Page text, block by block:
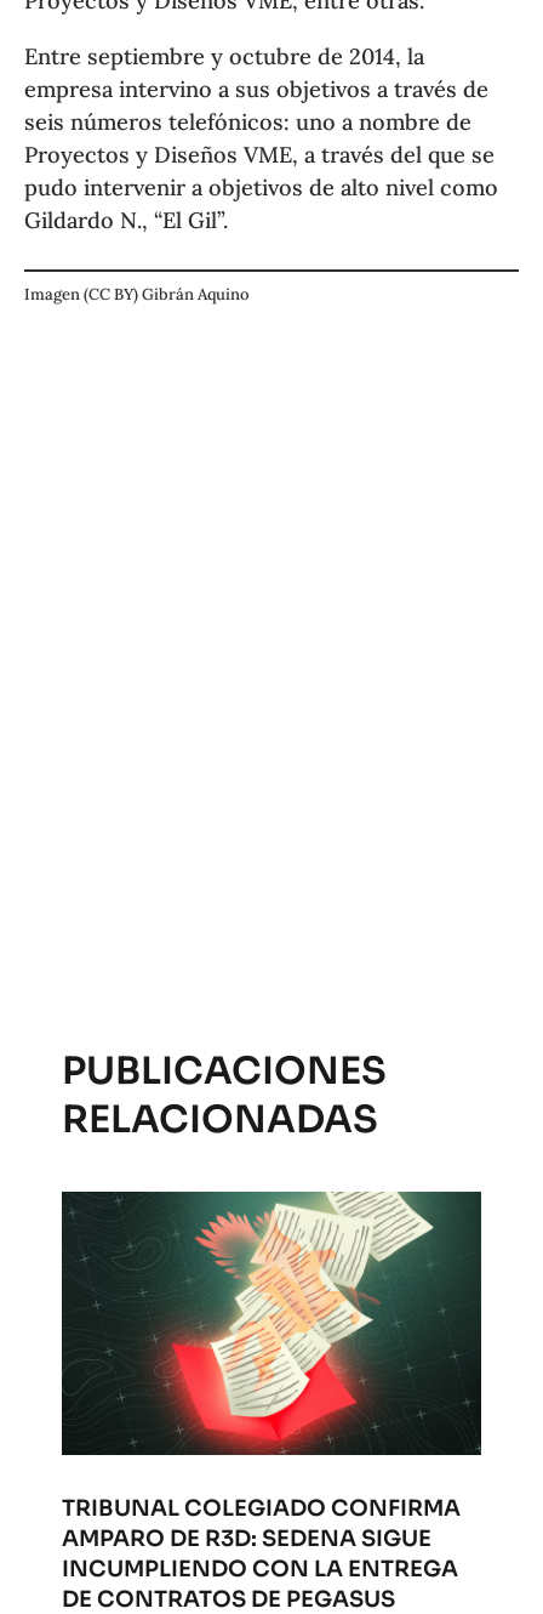
Entre septiembre y octubre de 2014, la
empresa intervino a sus objetivos a través de
seis números telefónicos: uno a nombre de
Proyectos y Diseños VME, a través del que se
pudo intervenir a objetivos de alto nivel como
Gildardo N., “El Gil”.
Imagen (CC BY) Gibrán Aquino
PUBLICACIONES
RELACIONADAS
TRIBUNAL COLEGIADO CONFIRMA
AMPARO DE R3D: SEDENA SIGUE
INCUMPLIENDO CON LA ENTREGA
DE CONTRATOS DE PEGASUS